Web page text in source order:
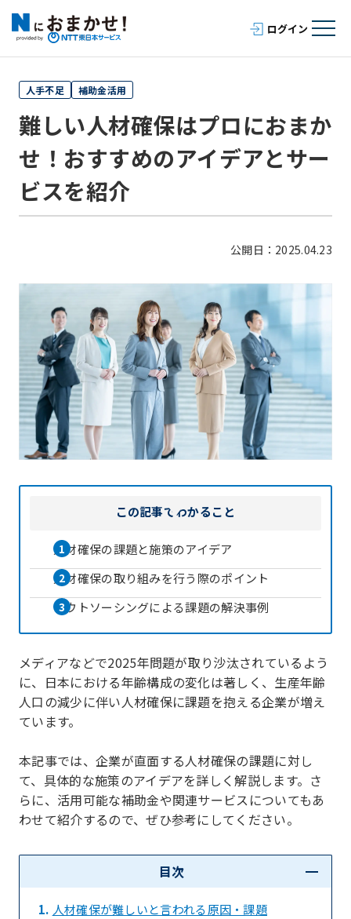
人手不足 補助金活用
難しい人材確保はプロにおまか
せ！おすすめのアイデアとサー
ビスを紹介
公開日：2025.04.23
この記事で わかること
人材確保の課題と施策のアイデア
人材確保の取り組みを行う際のポイント
アウトソーシングによる課題の解決事例
メディアなどで2025年問題が取り沙汰されているよう
に、日本における年齢構成の変化は著しく、生産年齢
人口の減少に伴い人材確保に課題を抱える企業が増え
ています。
本記事では、企業が直面する人材確保の課題に対し
て、具体的な施策のアイデアを詳しく解説します。さ
らに、活用可能な補助金や関連サービスについてもあ
わせて紹介するので、ぜひ参考にしてください。
目次
1. 人材確保が難しいと言われる原因・課題